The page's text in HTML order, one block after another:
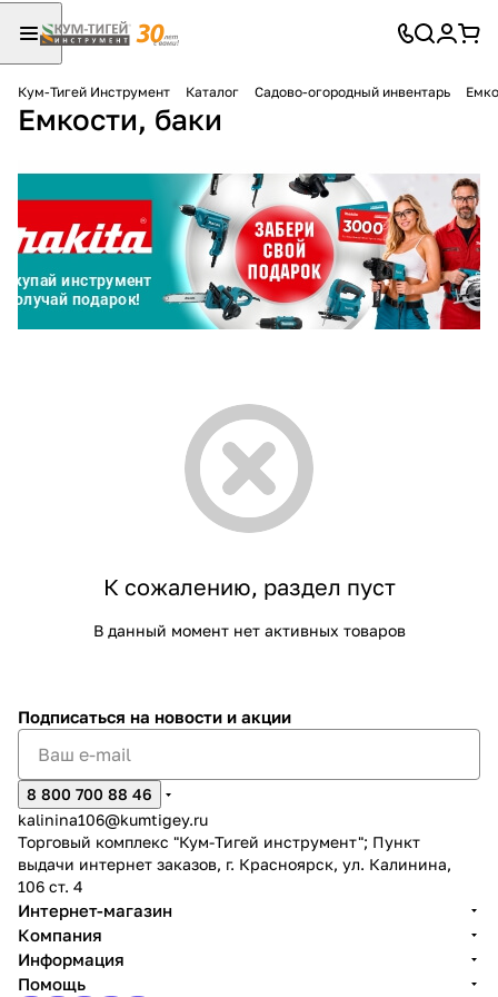
Кум-Тигей Инструмент Каталог Садово-огородный инвентарь
Емкости, баки
К сожалению, раздел пуст
В данный момент нет активных товаров
Подписаться на новости и акции
8 800 700 88 46
kalinina106@kumtigey.ru
Торговый комплекс "Кум-Тигей инструмент"; Пункт
выдачи интернет заказов, г. Красноярск, ул. Калинина,
106 ст. 4
Интернет-магазин
Компания
Информация
Помощь
Для клиентов всех банков
Разбейте
оплату на части
без переплат
Добавляйте товары
Оплачивайте сегодня только
Получайте товар
выбранный способом
Оставшиеся75 % будут
списыватьсяс вашей карты
по
Подробнее